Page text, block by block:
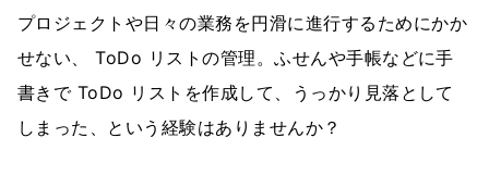
プロジェクトや日々の業務を円滑に進行するためにかか
せない、 ToDo リストの管理。ふせんや手帳などに手
書きで ToDo リストを作成して、うっかり見落として
しまった、という経験はありませんか？